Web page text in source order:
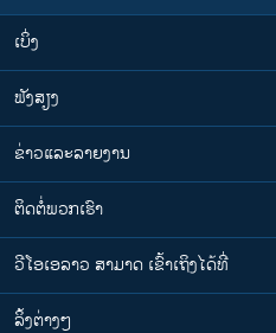
ເບິ່ງ
ຟັງສຽງ
ຂ່າວແລະລາຍງານ
ຕິດຕໍ່ພວກເຮົາ
ວີໂອເອລາວ ສາມາດ ເຂົ້າເຖິງໄດ້ທີ່
​ລິ້ງ​ຕ່າງໆ